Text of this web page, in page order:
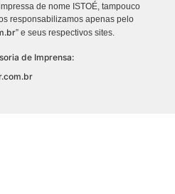
de nome ISTOÉ, tampouco
responsabilizamos apenas pelo
” e seus respectivos sites.
de Imprensa: